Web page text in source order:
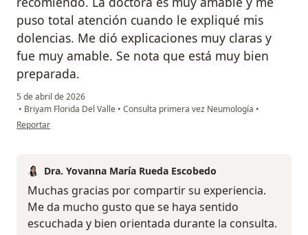
puso total atención cuando le expliqué mis
dolencias. Me dió explicaciones muy claras y
fue muy amable. Se nota que está muy bien
preparada.
5 de abril de 2026
• Briyam Florida Del Valle • Consulta primera vez Neumología •
en opinión del usuario K Morales
Reportar
Dra. Yovanna María Rueda Escobedo
Muchas gracias por compartir su experiencia.
Me da mucho gusto que se haya sentido
escuchada y bien orientada durante la consulta.